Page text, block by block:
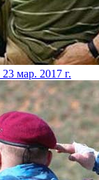
23 мар. 2017 г.